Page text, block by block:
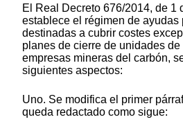
El Real Decreto 676/2014, de 1
establece el régimen de ayudas
destinadas a cubrir costes
planes de cierre de unidades
empresas mineras del carbón,
siguientes aspectos:
Uno. Se modifica el primer
queda redactado como sigue: